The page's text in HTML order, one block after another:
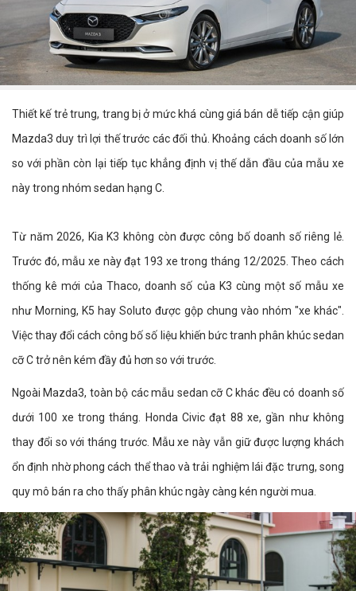
Thiết kế trẻ trung, trang bị ở mức khá cùng giá bán dễ tiếp cận giúp
Mazda3 duy trì lợi thế trước các đối thủ. Khoảng cách doanh số lớn
so với phần còn lại tiếp tục khẳng định vị thế dẫn đầu của mẫu xe
này trong nhóm sedan hạng C.
Từ năm 2026, Kia K3 không còn được công bố doanh số riêng lẻ.
Trước đó, mẫu xe này đạt 193 xe trong tháng 12/2025. Theo cách
thống kê mới của Thaco, doanh số của K3 cùng một số mẫu xe
như Morning, K5 hay Soluto được gộp chung vào nhóm "xe khác".
Việc thay đổi cách công bố số liệu khiến bức tranh phân khúc sedan
cỡ C trở nên kém đầy đủ hơn so với trước.
Ngoài Mazda3, toàn bộ các mẫu sedan cỡ C khác đều có doanh số
dưới 100 xe trong tháng. Honda Civic đạt 88 xe, gần như không
thay đổi so với tháng trước. Mẫu xe này vẫn giữ được lượng khách
ổn định nhờ phong cách thể thao và trải nghiệm lái đặc trưng, song
quy mô bán ra cho thấy phân khúc ngày càng kén người mua.